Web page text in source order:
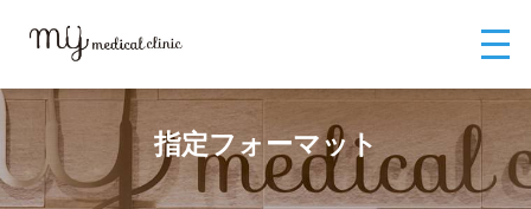
指定フォーマット